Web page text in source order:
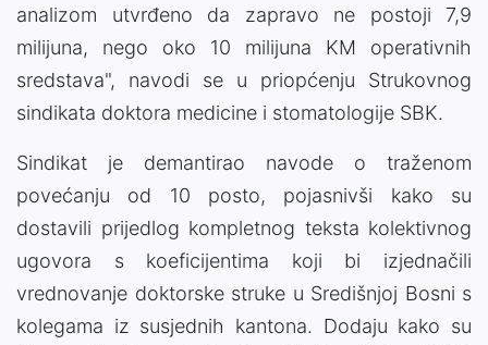
analizom utvrđeno da zapravo ne postoji 7,9
milijuna, nego oko 10 milijuna KM operativnih
sredstava", navodi se u priopćenju Strukovnog
sindikata doktora medicine i stomatologije SBK.
Sindikat je demantirao navode o traženom
povećanju od 10 posto, pojasnivši kako su
dostavili prijedlog kompletnog teksta kolektivnog
ugovora s koeficijentima koji bi izjednačili
vrednovanje doktorske struke u Središnjoj Bosni s
kolegama iz susjednih kantona. Dodaju kako su